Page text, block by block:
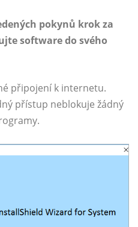
pokynů krok za
software do svého
připojení k internetu.
přístup neblokuje žádný